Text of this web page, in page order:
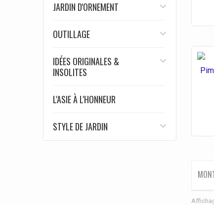
JARDIN D'ORNEMENT
OUTILLAGE
IDÉES ORIGINALES &
INSOLITES
L'ASIE À L'HONNEUR
STYLE DE JARDIN